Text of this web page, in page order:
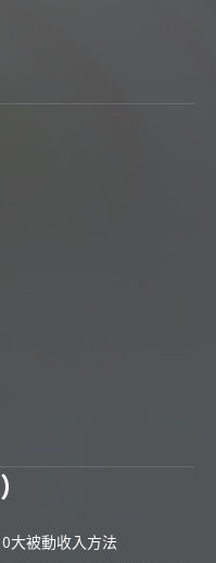
大被動收入方法